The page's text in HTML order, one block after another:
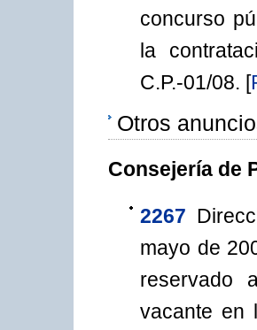
concurso
la
C.P.-01/08. [
Otros
Consejería de
2267
mayo de
reservado
vacante en